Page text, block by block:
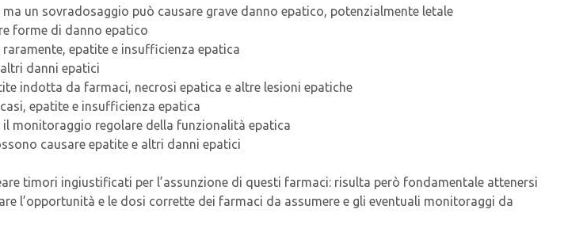
un sovradosaggio può causare grave danno epatico, potenzialmente letale
forme di danno epatico
epatite e insufficienza epatica
danni epatici
indotta da farmaci, necrosi epatica e altre lesioni epatiche
epatite e insufficienza epatica
monitoraggio regolare della funzionalità epatica
causare epatite e altri danni epatici
timori ingiustificati per l’assunzione di questi farmaci: risulta però fondamentale attenersi
l’opportunità e le dosi corrette dei farmaci da assumere e gli eventuali monitoraggi da